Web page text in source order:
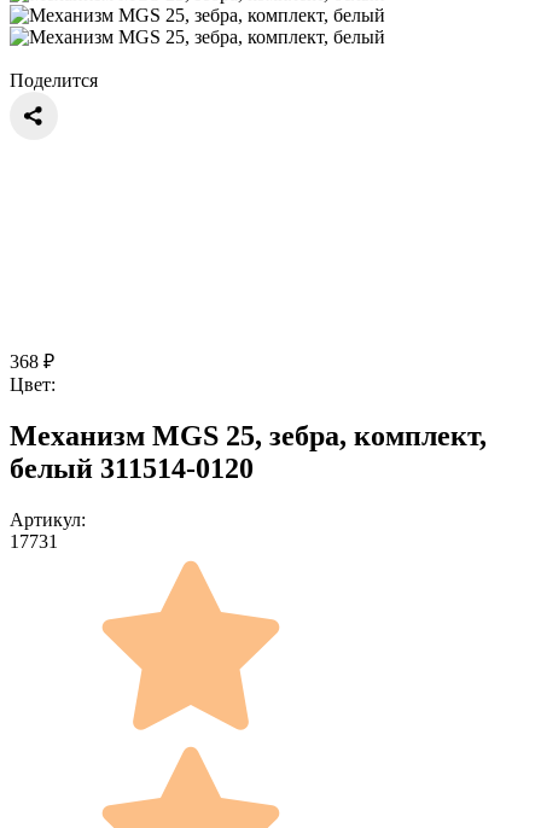
Поделится
368 ₽
Цвет:
Механизм MGS 25, зебра, комплект,
белый 311514-0120
Артикул:
17731